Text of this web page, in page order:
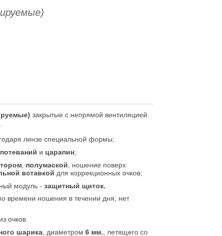
закрытые с непрямой вентиляцией.
линзе специальной формы;
и царапин;
полумаской , ношение поверх
вставкой для коррекционных очков;
модуль - защитный щиток.
времени ношения в течении дня, нет
из очков.
шарика , диаметром 6 мм. , летящего со